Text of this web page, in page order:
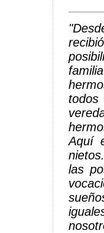
todos
Aquí
las